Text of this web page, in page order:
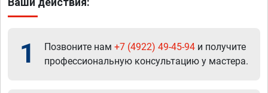
1 Позвоните нам +7 (4922) 49-45-94 и получите
профессиональную консультацию у мастера.